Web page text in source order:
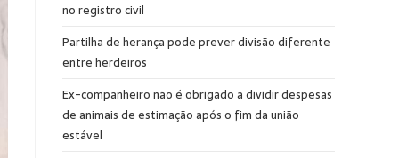
no registro civil
Partilha de herança pode prever divisão diferente
entre herdeiros
Ex-companheiro não é obrigado a dividir despesas
de animais de estimação após o fim da união
estável